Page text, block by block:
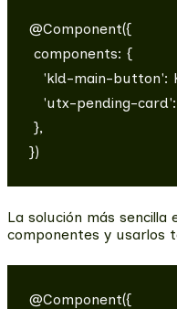
@Component({
components: {
'kld-main-
'utx-pending-
},
La solución más
componentes y usarlos
@Component({